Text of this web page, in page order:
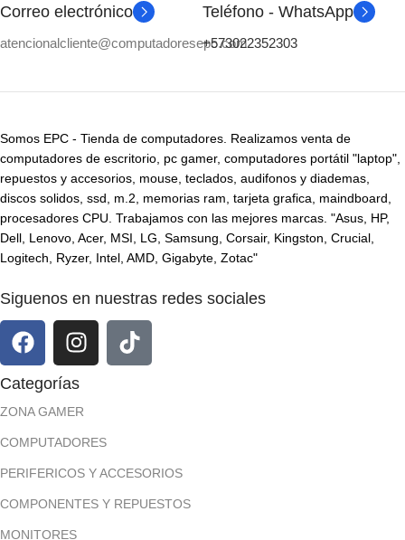
Correo electrónico
atencionalcliente@computadoresepc.com
Teléfono - WhatsApp
+573022352303
Somos EPC - Tienda de computadores. Realizamos venta de
computadores de escritorio, pc gamer, computadores portátil "laptop",
repuestos y accesorios, mouse, teclados, audifonos y diademas,
discos solidos, ssd, m.2, memorias ram, tarjeta grafica, maindboard,
procesadores CPU. Trabajamos con las mejores marcas. "Asus, HP,
Dell, Lenovo, Acer, MSI, LG, Samsung, Corsair, Kingston, Crucial,
Logitech, Ryzer, Intel, AMD, Gigabyte, Zotac"
Siguenos en nuestras redes sociales
Categorías
ZONA GAMER
COMPUTADORES
PERIFERICOS Y ACCESORIOS
COMPONENTES Y REPUESTOS
MONITORES